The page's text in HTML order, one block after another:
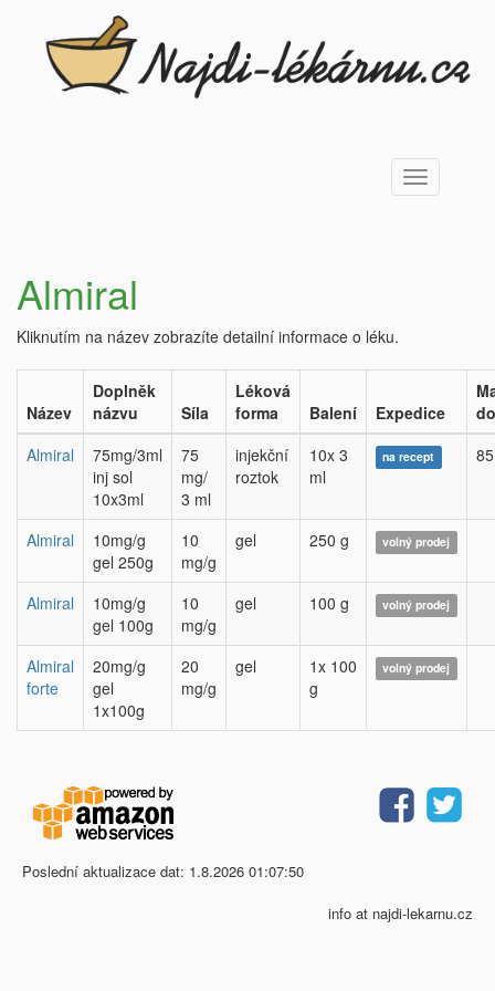
Toggle
navigation
Almiral
Kliknutím na název zobrazíte detailní informace o léku.
Název
Doplněk
názvu
Síla
Léková
forma
Balení Expedice
Almiral
75mg/3ml
inj sol
10x3ml
75
mg/
3 ml
injekční
roztok
10x 3
ml
na recept
Almiral
10mg/g
gel 250g
10
mg/g
gel 250 g volný prodej
Almiral
10mg/g
gel 100g
10
mg/g
gel 100 g volný prodej
Almiral
forte
20mg/g
gel
1x100g
20
mg/g
gel
1x 100
g
volný prodej
Poslední aktualizace dat: 1.8.2026 01:07:50
info at najdi-lekarnu.cz